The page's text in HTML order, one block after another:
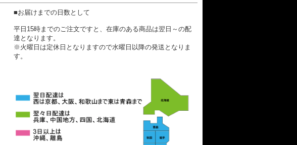
■お届けまでの日数として
平日15時までのご注文ですと、在庫のある商品は翌日～の配
達となります。
※火曜日は定休日となりますので水曜日以降の発送となりま
す。